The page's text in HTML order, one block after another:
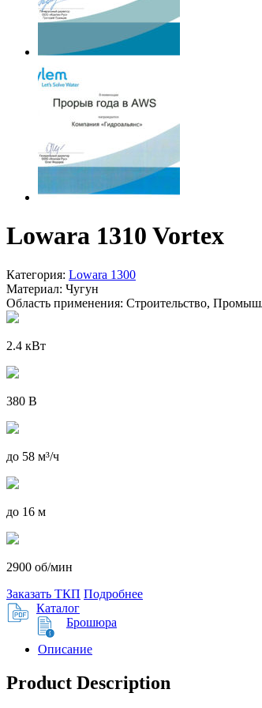
Lowara 1310 Vortex
Категория: Lowara 1300
Материал: Чугун
Область применения: Строительство,
2.4 кВт
380 В
до 58 м³/ч
до 16 м
2900 об/мин
Заказать ТКП Подробнее
Каталог
Брошюра
Описание
Product Description